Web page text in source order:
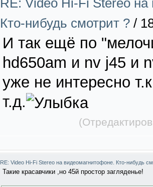
RE: Video Hi-Fi Stereo
Кто-нибудь смотрит ? /
И так ещё по
hd650am и nv j45 и
уже не интересно
т.д.
RE: Video Hi-Fi Stereo на видеомагнитофоне. Кто-нибудь
Такие красавчики ,но 45й простор загляденье!